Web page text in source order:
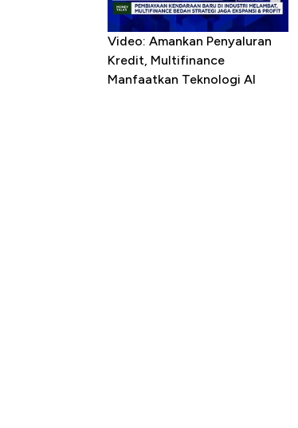
Video: Amankan Penyaluran
Kredit, Multifinance
Manfaatkan Teknologi AI